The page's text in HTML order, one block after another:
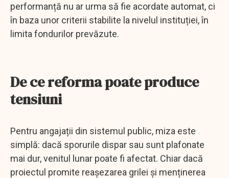
performanță nu ar urma să fie acordate automat, ci
în baza unor criterii stabilite la nivelul instituției, în
limita fondurilor prevăzute.
De ce reforma poate produce
tensiuni
Pentru angajații din sistemul public, miza este
simplă: dacă sporurile dispar sau sunt plafonate
mai dur, venitul lunar poate fi afectat. Chiar dacă
proiectul promite reașezarea grilei și menținerea